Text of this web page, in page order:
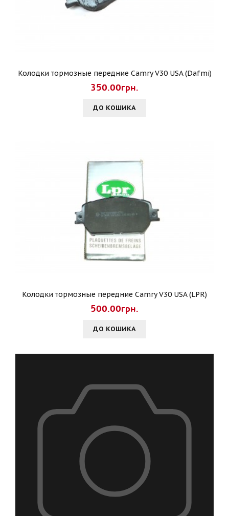
Колодки тормозные передние Camry V30 USA (Dafmi)
350.00грн.
ДО КОШИКА
Колодки тормозные передние Camry V30 USA (LPR)
500.00грн.
ДО КОШИКА